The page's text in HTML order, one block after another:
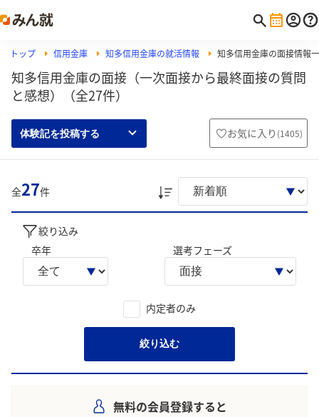
トップ 信用金庫 知多信用金庫の就活情報 知多信用金庫の面接情報
知多信用金庫の面接（一次面接から最終面接の質問
と感想）（全27件）
体験記を投稿する お気に入り (1405)
全27件
絞り込み
卒年
選考フェーズ
内定者のみ
絞り込む
無料の会員登録すると